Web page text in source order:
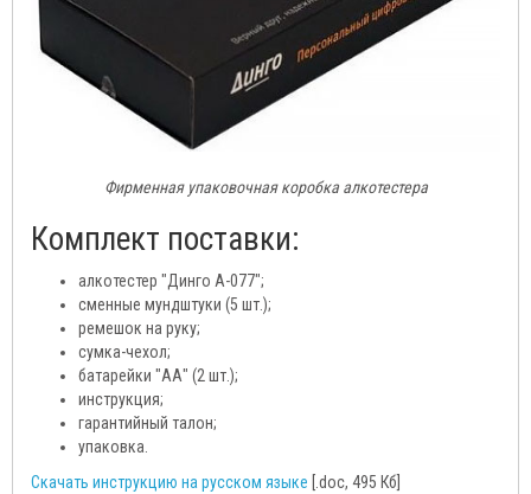
Фирменная упаковочная коробка алкотестера
Комплект поставки:
алкотестер "Динго А-077";
сменные мундштуки (5 шт.);
ремешок на руку;
сумка-чехол;
батарейки "АА" (2 шт.);
инструкция;
гарантийный талон;
упаковка.
Скачать инструкцию на русском языке [.doc, 495 Кб]